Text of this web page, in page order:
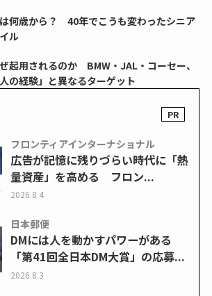
何歳から？ 40年でこうも変わったシニア
ル
起用されるのか BMW・JAL・コーセー、
の経験」と異なるターゲット
フロンティアインターナショナル
広告が記憶に残りづらい時代に「熱
量資産」を高める フロン...
2026.8.4
日本郵便
DMには人を動かすパワーがある
「第41回全日本DM大賞」の応募...
2026.8.3